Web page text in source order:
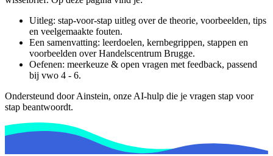
Uitleg: stap-voor-stap uitleg over de theorie, voorbeelden, tips
en veelgemaakte fouten.
Een samenvatting: leerdoelen, kernbegrippen, stappen en
voorbeelden overHandelscentrum Brugge.
Oefenen: meerkeuze & open vragen met feedback, passend
bij vwo 4 - 6.
Ondersteund door Ainstein, onze AI-hulp die je vragen stap voor
stap beantwoordt.